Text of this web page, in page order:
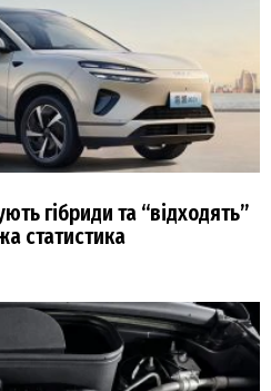
гібриди та “відходять”
статистика